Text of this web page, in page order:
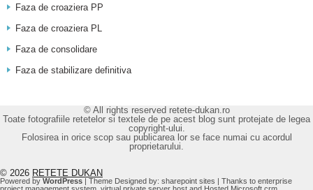
Faza de croaziera PP
Faza de croaziera PL
Faza de consolidare
Faza de stabilizare definitiva
© All rights reserved retete-dukan.ro
Toate fotografiile retetelor si textele de pe acest blog sunt protejate de legea
copyright-ului.
Folosirea in orice scop sau publicarea lor se face numai cu acordul
proprietarului.
© 2026 RETETE DUKAN
Powered by WordPress | Theme Designed by: sharepoint sites | Thanks to enterprise